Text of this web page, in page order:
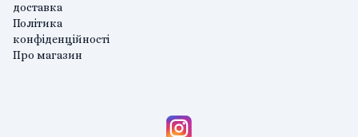
доставка
Політика
конфіденційності
Про магазин